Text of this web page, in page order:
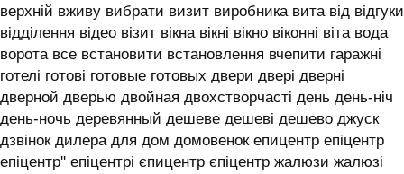
верхній вживу вибрати визит виробника вита від відгуки
відділення відео візит вікна вікні вікно віконні віта вода
ворота все встановити встановлення вчепити гаражні
готелі готові готовые готовых двери двері дверні
дверной дверью двойная двохстворчасті день день-ніч
день-ночь деревянный дешеве дешеві дешево джуск
дзвінок дилера для дом домовенок епицентр епіцентр
епіцентр'' епіцентрі єпицентр єпіцентр жалюзи жалюзі